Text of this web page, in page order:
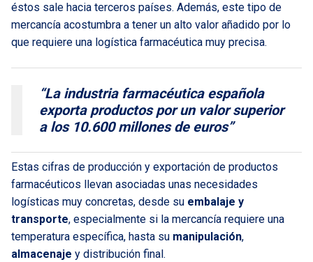
éstos sale hacia terceros países. Además, este tipo de
mercancía acostumbra a tener un alto valor añadido por lo
que requiere una logística farmacéutica muy precisa.
“La industria farmacéutica española
exporta productos por un valor superior
a los 10.600 millones de euros”
Estas cifras de producción y exportación de productos
farmacéuticos llevan asociadas unas necesidades
logísticas muy concretas, desde su embalaje y
transporte, especialmente si la mercancía requiere una
temperatura específica, hasta su manipulación,
almacenaje y distribución final.